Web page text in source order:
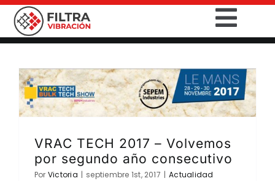
Saltar
contenido
INICIO
PRODUCTOS
SERVICIOS
VRAC TECH 2017 – Volvemos
por segundo año consecutivo
Por Victoria | septiembre 1st, 2017 | Actualidad